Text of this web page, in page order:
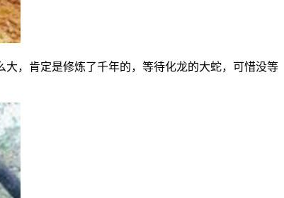
，肯定是修炼了千年的，等待化龙的大蛇，可惜没等